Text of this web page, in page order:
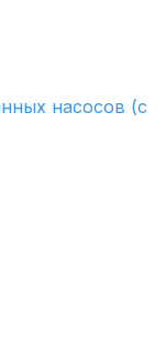
насосов (с